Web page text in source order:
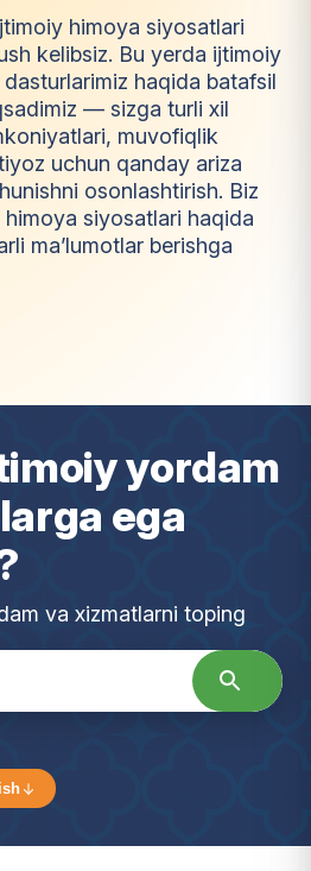
himoya siyosatlari
kelibsiz. Bu yerda ijtimoiy
haqida batafsil
— sizga turli xil
muvofiqlik
uchun qanday ariza
osonlashtirish. Biz
siyosatlari haqida
ma’lumotlar berishga
yordam
ega
va xizmatlarni toping